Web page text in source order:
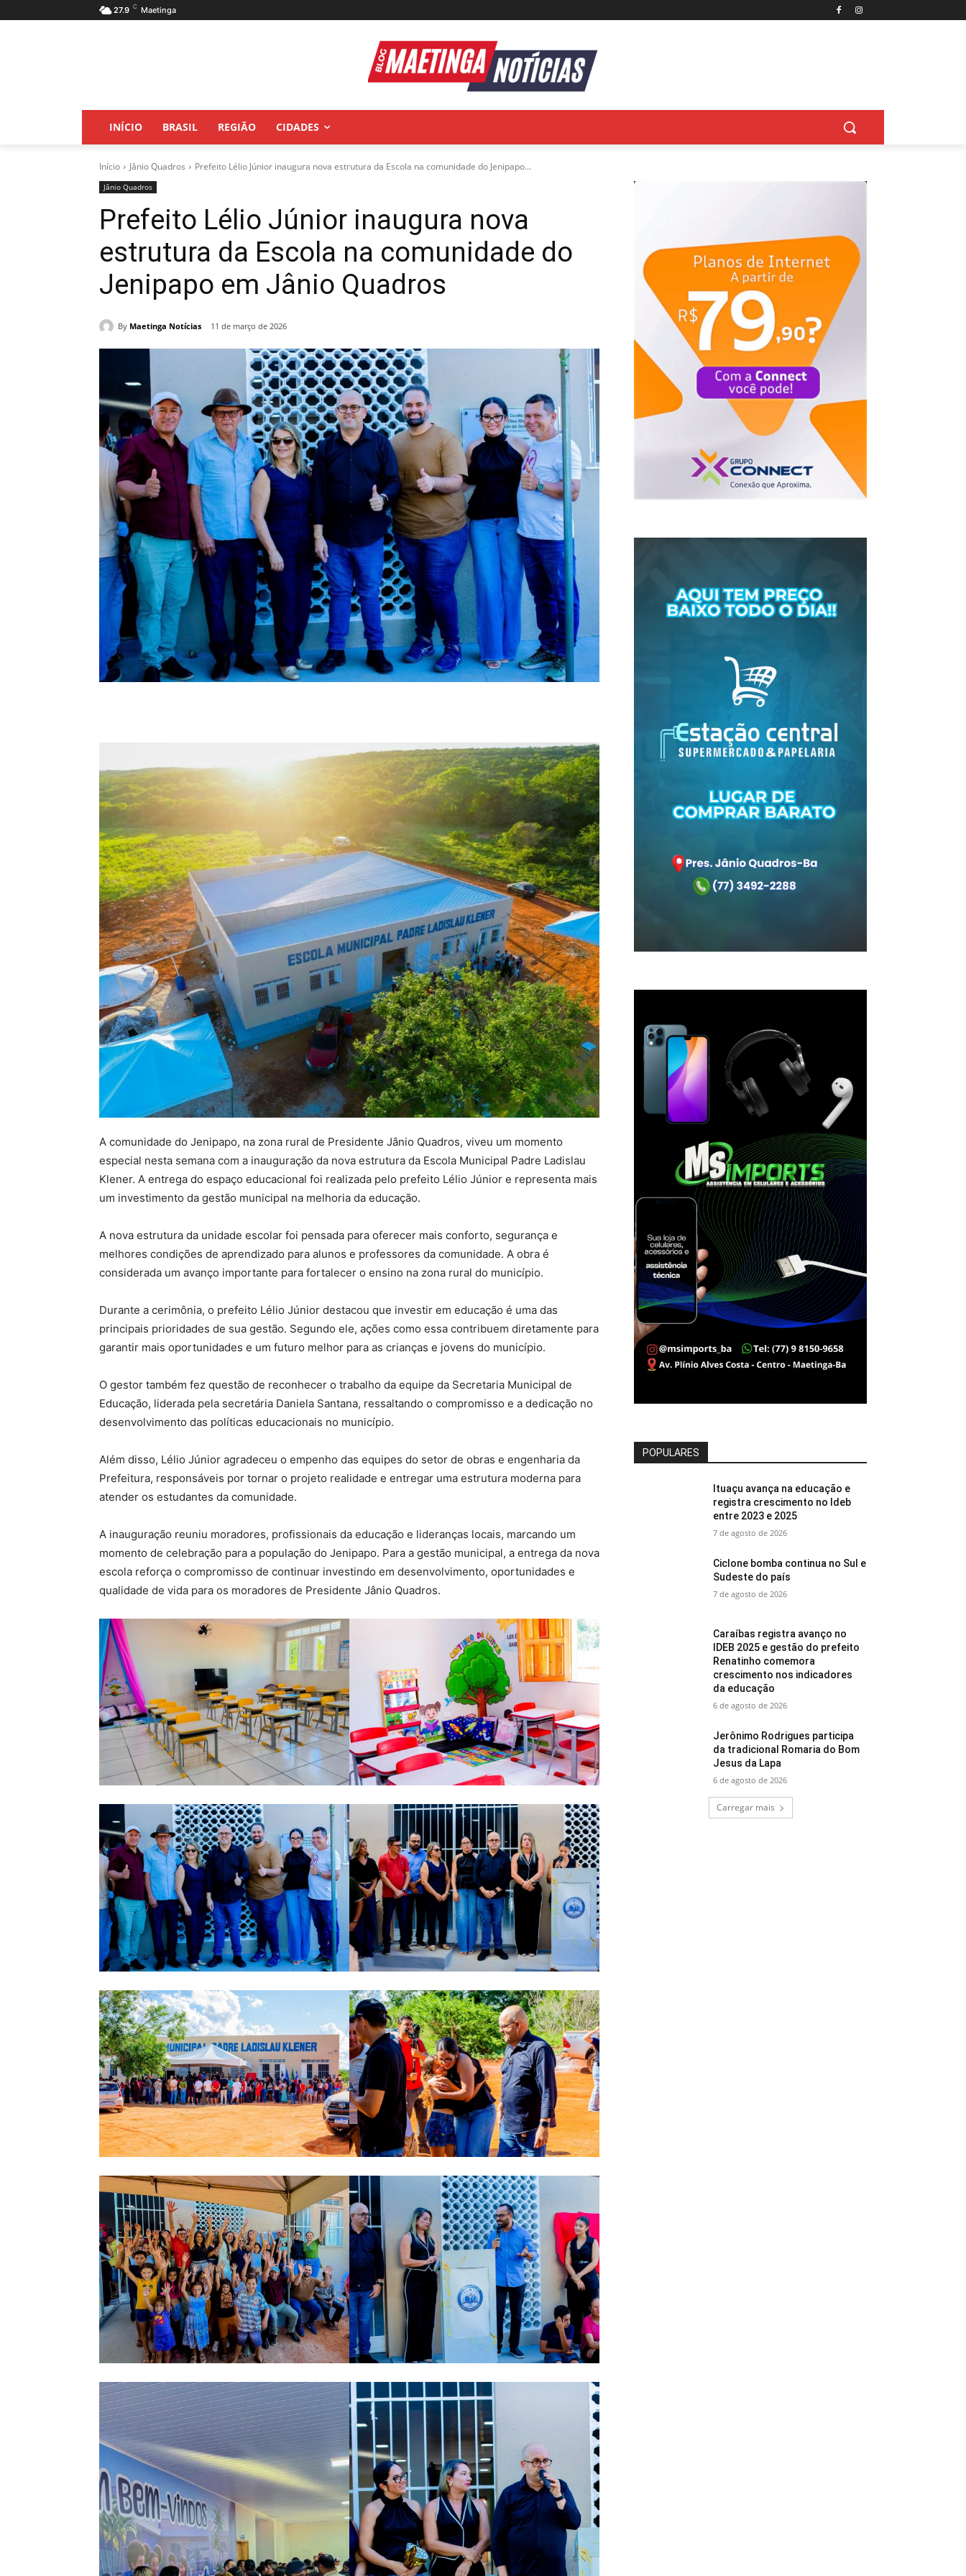
27.9 C Maetinga
INÍCIO BRASIL REGIÃO CIDADES
Início Jânio Quadros Prefeito Lélio Júnior inaugura nova estrutura da Escola na comunidade do Jenipapo...
Jânio Quadros
Prefeito Lélio Júnior inaugura nova
estrutura da Escola na comunidade do
Jenipapo em Jânio Quadros
By Maetinga Notícias 11 de março de 2026
A comunidade do Jenipapo, na zona rural de Presidente Jânio Quadros, viveu um momento
especial nesta semana com a inauguração da nova estrutura da Escola Municipal Padre Ladislau
Klener. A entrega do espaço educacional foi realizada pelo prefeito Lélio Júnior e representa mais
um investimento da gestão municipal na melhoria da educação.
A nova estrutura da unidade escolar foi pensada para oferecer mais conforto, segurança e
melhores condições de aprendizado para alunos e professores da comunidade. A obra é
considerada um avanço importante para fortalecer o ensino na zona rural do município.
Durante a cerimônia, o prefeito Lélio Júnior destacou que investir em educação é uma das
principais prioridades de sua gestão. Segundo ele, ações como essa contribuem diretamente para
garantir mais oportunidades e um futuro melhor para as crianças e jovens do município.
O gestor também fez questão de reconhecer o trabalho da equipe da Secretaria Municipal de
Educação, liderada pela secretária Daniela Santana, ressaltando o compromisso e a dedicação no
desenvolvimento das políticas educacionais no município.
Além disso, Lélio Júnior agradeceu o empenho das equipes do setor de obras e engenharia da
Prefeitura, responsáveis por tornar o projeto realidade e entregar uma estrutura moderna para
atender os estudantes da comunidade.
A inauguração reuniu moradores, profissionais da educação e lideranças locais, marcando um
momento de celebração para a população do Jenipapo. Para a gestão municipal, a entrega da nova
escola reforça o compromisso de continuar investindo em desenvolvimento, oportunidades e
qualidade de vida para os moradores de Presidente Jânio Quadros.
POPULARES
Ituaçu avança na educação e
registra crescimento no Ideb
entre 2023 e 2025
7 de agosto de 2026
Ciclone bomba continua no Sul e
Sudeste do país
7 de agosto de 2026
Caraíbas registra avanço no
IDEB 2025 e gestão do prefeito
Renatinho comemora
crescimento nos indicadores
da educação
6 de agosto de 2026
Jerônimo Rodrigues participa
da tradicional Romaria do Bom
Jesus da Lapa
6 de agosto de 2026
Carregar mais